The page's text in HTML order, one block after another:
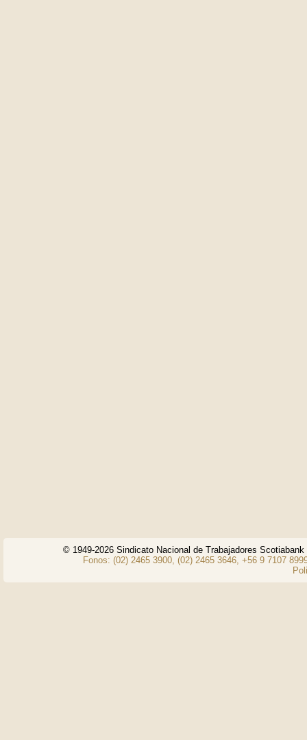
© 1949-2026 Sindicato Nacional de Trabajadores
Fonos: (02) 2465 3900, (02) 2465 3646, +56 9 7107